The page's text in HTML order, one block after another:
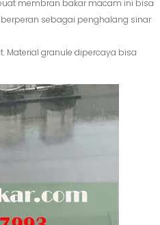
membran bakar macam ini bisa
sebagai penghalang sinar
Material granule dipercaya bisa